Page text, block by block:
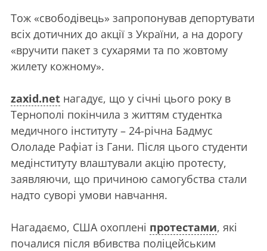
Тож «свободівець» запропонував депортувати
всіх дотичних до акції з України, а на дорогу
«вручити пакет з сухарями та по жовтому
жилету кожному».
zaxid.net нагадує, що у січні цього року в
Тернополі покінчила з життям студентка
медичного інституту – 24-річна Бадмус
Ололаде Рафіат із Гани. Після цього студенти
медінституту влаштували акцію протесту,
заявляючи, що причиною самогубства стали
надто суворі умови навчання.
Нагадаємо, США охоплені протестами, які
почалися після вбивства поліцейським